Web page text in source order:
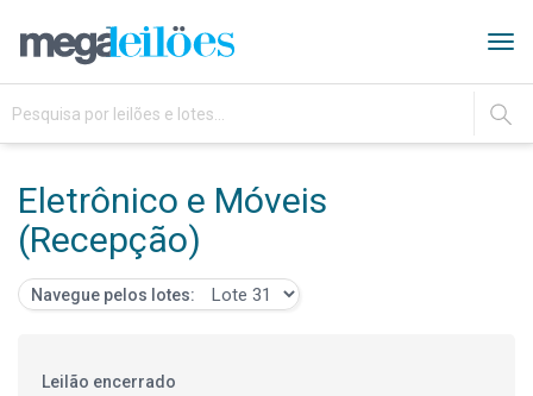
IR
Eletrônico e Móveis
(Recepção)
Navegue pelos lotes:
Leilão encerrado